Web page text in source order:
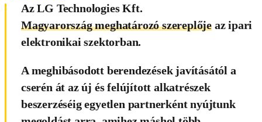
AzLG Technologies Kft.
Magyarország meghatározó szereplője az ipari
elektronikai szektorban.
A meghibásodott berendezések javításától a
cserén át az új és felújított alkatrészek
beszerzéséig egyetlen partnerként nyújtunk